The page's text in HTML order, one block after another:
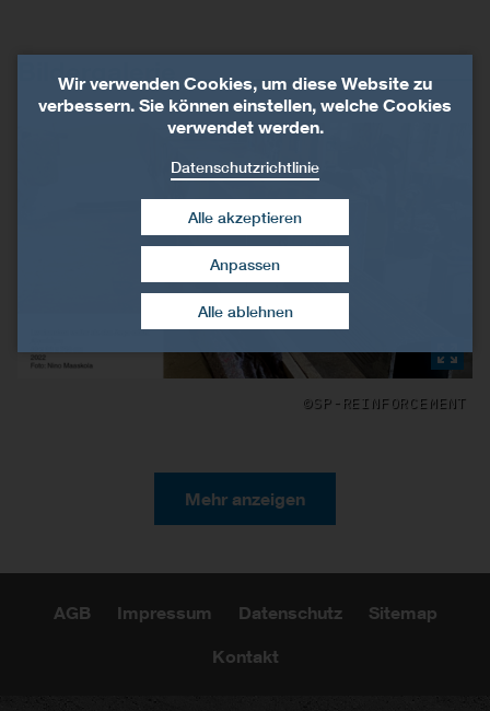
Bildergalerie
©SP-REINFORCEMENT
Mehr anzeigen
AGB Impressum Datenschutz Sitemap
Kontakt
Wir verwenden Cookies, um diese Website zu
verbessern. Sie können einstellen, welche Cookies
verwendet werden.
Datenschutzrichtlinie
Alle ablehnen
Alle akzeptieren
Zustimmung widerrufen
Anpassen